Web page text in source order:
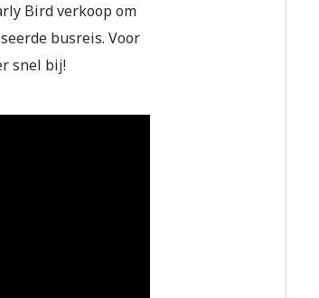
Bird verkoop om
busreis. Voor
snel bij!